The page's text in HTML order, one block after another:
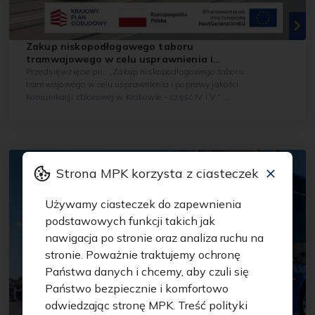
Zakup niskopodłogowego taboru
tramwajowego w celu usprawnienia i
poprawy jakości komunikacji zbiorowej w
Krakowie – część IV i V
Przedsięwzięcie pn.: „Zakup niskopodłogowego taboru
tramwajowego w celu usprawnienia i poprawy jakości
komunikacji zbiorowej w Krakowie – część IV i V ”
Strona MPK korzysta z ciasteczek
Używamy ciasteczek do zapewnienia
podstawowych funkcji takich jak
nawigacja po stronie oraz analiza ruchu na
stronie. Poważnie traktujemy ochronę
Państwa danych i chcemy, aby czuli się
Państwo bezpiecznie i komfortowo
odwiedzając stronę MPK. Treść polityki